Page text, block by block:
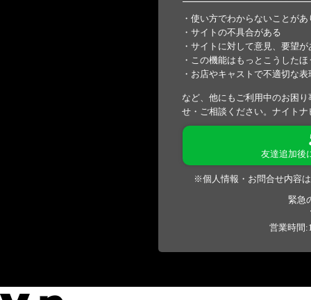
・使い方でわからないことが
・サイトの不具合がある
・サイトに対して意見、要望が
・この機能はもっとこうした
・お店やキャストで不適切な
など、他にもご利用中のお困
せ・ご相談ください。ナイト
友達追加後
※個人情報・お問合せ内容
緊急
営業時間